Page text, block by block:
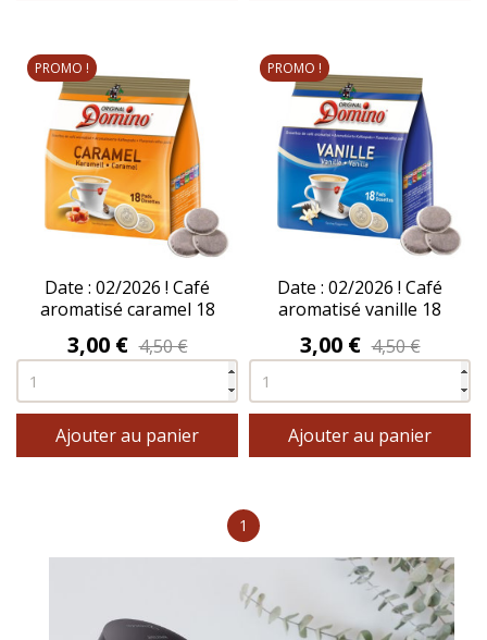
Date : 02/2026 ! Café
aromatisé caramel 18
Prix
3,00 € 4,50 €
Ajouter au panier
PROMO !
Date : 02/2026 ! Café
aromatisé vanille 18
Prix
3,00 € 4,50 €
Ajouter au panier
PROMO !
1